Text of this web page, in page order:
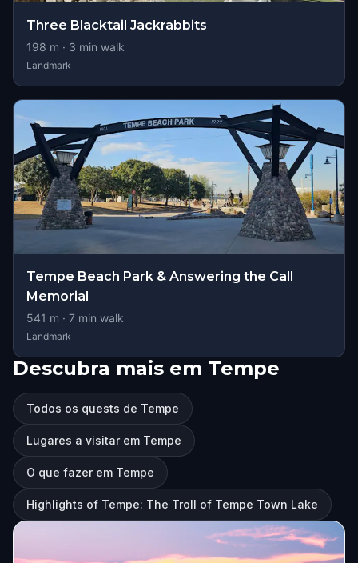
Three Blacktail Jackrabbits
198 m · 3 min walk
Landmark
Tempe Beach Park & Answering the Call
Memorial
541 m · 7 min walk
Landmark
Descubra mais em Tempe
Todos os quests de Tempe
Lugares a visitar em Tempe
O que fazer em Tempe
Highlights of Tempe: The Troll of Tempe Town Lake